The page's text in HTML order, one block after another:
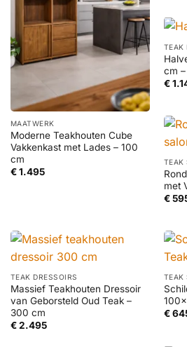
MAATWERK
Moderne Teakhouten Cube
Vakkenkast met Lades – 100
cm
€1.495
TEAK
cm
€
TEAK
met
€
TEAK DRESSOIRS
Massief Teakhouten Dressoir
van Geborsteld Oud Teak –
300 cm
€2.495
TEAK
€